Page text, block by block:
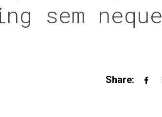
sem neque
Share: